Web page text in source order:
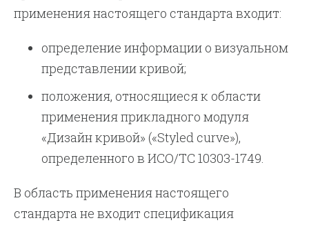
применения настоящего стандарта входит:
определение информации о визуальном
представлении кривой;
положения, относящиеся к области
применения прикладного модуля
«Дизайн кривой» («Styled curve»),
определенного в ИСО/TС 10303-1749.
В область применения настоящего
стандарта не входит спецификация